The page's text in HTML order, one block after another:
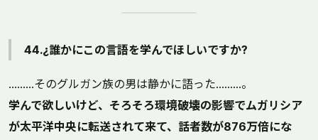
44.¿誰かにこの言語を学んでほしいですか?
………そのグルガン族の男は静かに語った………。
学んで欲しいけど、そろそろ環境破壊の影響でムガリシア
が太平洋中央に転送されて来て、話者数が876万倍にな